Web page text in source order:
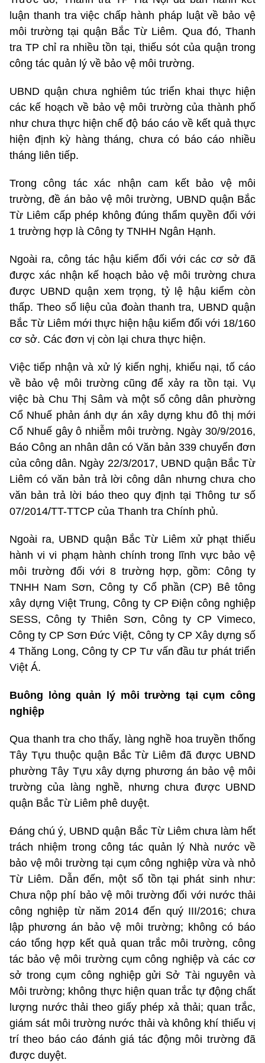
luận thanh tra việc chấp hành pháp luật về bảo vệ
môi trường tại quận Bắc Từ Liêm. Qua đó, Thanh
tra TP chỉ ra nhiều tồn tại, thiếu sót của quận trong
công tác quản lý về bảo vệ môi trường.
UBND quận chưa nghiêm túc triển khai thực hiện
các kế hoạch về bảo vệ môi trường của thành phố
như chưa thực hiện chế độ báo cáo về kết quả thực
hiện định kỳ hàng tháng, chưa có báo cáo nhiều
tháng liên tiếp.
Trong công tác xác nhận cam kết bảo vệ môi
trường, đề án bảo vệ môi trường, UBND quận Bắc
Từ Liêm cấp phép không đúng thẩm quyền đối với
1 trường hợp là Công ty TNHH Ngân Hạnh.
Ngoài ra, công tác hậu kiểm đối với các cơ sở đã
được xác nhận kế hoạch bảo vệ môi trường chưa
được UBND quận xem trọng, tỷ lệ hậu kiểm còn
thấp. Theo số liệu của đoàn thanh tra, UBND quận
Bắc Từ Liêm mới thực hiện hậu kiểm đối với 18/160
cơ sở. Các đơn vị còn lại chưa thực hiện.
Việc tiếp nhận và xử lý kiến nghị, khiếu nại, tố cáo
về bảo vệ môi trường cũng để xảy ra tồn tại. Vụ
việc bà Chu Thị Sâm và một số công dân phường
Cổ Nhuế phản ánh dự án xây dựng khu đô thị mới
Cổ Nhuế gây ô nhiễm môi trường. Ngày 30/9/2016,
Báo Công an nhân dân có Văn bản 339 chuyển đơn
của công dân. Ngày 22/3/2017, UBND quận Bắc Từ
Liêm có văn bản trả lời công dân nhưng chưa cho
văn bản trả lời báo theo quy định tại Thông tư số
07/2014/TT-TTCP của Thanh tra Chính phủ.
Ngoài ra, UBND quận Bắc Từ Liêm xử phạt thiếu
hành vi vi phạm hành chính trong lĩnh vực bảo vệ
môi trường đối với 8 trường hợp, gồm: Công ty
TNHH Nam Sơn, Công ty Cổ phần (CP) Bê tông
xây dựng Việt Trung, Công ty CP Điện công nghiệp
SESS, Công ty Thiên Sơn, Công ty CP Vimeco,
Công ty CP Sơn Đức Việt, Công ty CP Xây dựng số
4 Thăng Long, Công ty CP Tư vấn đầu tư phát triển
Việt Á.
Buông lỏng quản lý môi trường tại cụm công
nghiệp
Qua thanh tra cho thấy, làng nghề hoa truyền thống
Tây Tựu thuộc quận Bắc Từ Liêm đã được UBND
phường Tây Tựu xây dựng phương án bảo vệ môi
trường của làng nghề, nhưng chưa được UBND
quận Bắc Từ Liêm phê duyệt.
Đáng chú ý, UBND quận Bắc Từ Liêm chưa làm hết
trách nhiệm trong công tác quản lý Nhà nước về
bảo vệ môi trường tại cụm công nghiệp vừa và nhỏ
Từ Liêm. Dẫn đến, một số tồn tại phát sinh như:
Chưa nộp phí bảo vệ môi trường đối với nước thải
công nghiệp từ năm 2014 đến quý III/2016; chưa
lập phương án bảo vệ môi trường; không có báo
cáo tổng hợp kết quả quan trắc môi trường, công
tác bảo vệ môi trường cụm công nghiệp và các cơ
sở trong cụm công nghiệp gửi Sở Tài nguyên và
Môi trường; không thực hiện quan trắc tự động chất
lượng nước thải theo giấy phép xả thải; quan trắc,
giám sát môi trường nước thải và không khí thiếu vị
trí theo báo cáo đánh giá tác động môi trường đã
được duyệt.